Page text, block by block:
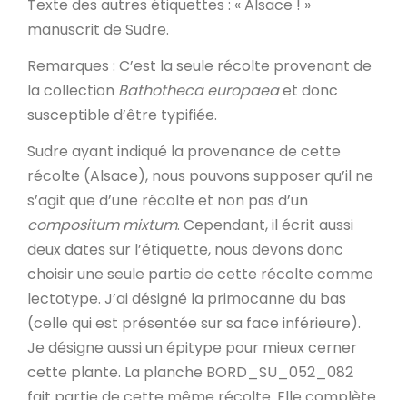
Texte des autres étiquettes : « Alsace ! »
manuscrit de Sudre.
Remarques : C’est la seule récolte provenant de
la collection Bathotheca europaeaet donc
susceptible d’être typifiée.
Sudre ayant indiqué la provenance de cette
récolte (Alsace), nous pouvons supposer qu’il ne
s’agit que d’une récolte et non pas d’un
compositum mixtum. Cependant, il écrit aussi
deux dates sur l’étiquette, nous devons donc
choisir une seule partie de cette récolte comme
lectotype. J’ai désigné la primocanne du bas
(celle qui est présentée sur sa face inférieure).
Je désigne aussi un épitype pour mieux cerner
cette plante. La planche BORD_SU_052_082